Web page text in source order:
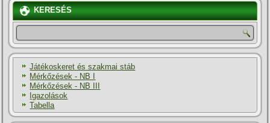
KERESÉS
Játékoskeret és szakmai stáb
Mérkőzések - NB I
Mérkőzések - NB III
Igazolások
Tabella